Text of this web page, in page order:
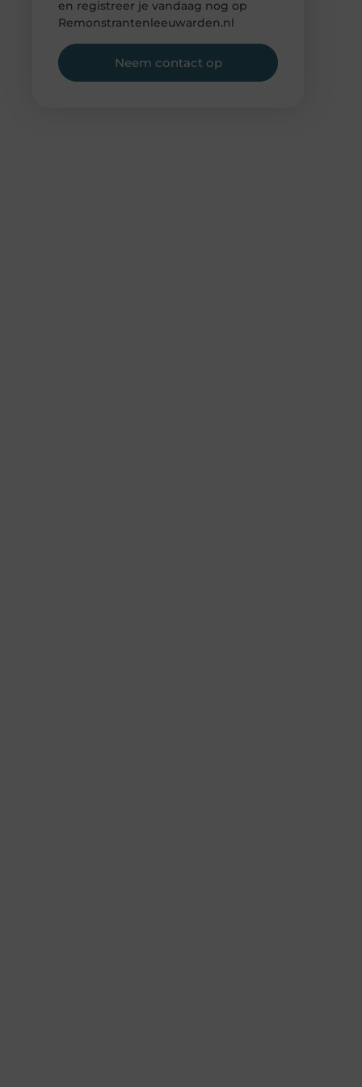
en registreer je vandaag nog op
Remonstrantenleeuwarden.nl
Neem contact op